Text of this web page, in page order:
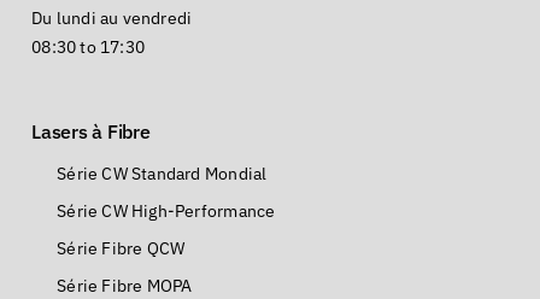
Du lundi au vendredi
08:30 to 17:30
Lasers à Fibre
Série CW Standard Mondial
Série CW High-Performance
Série Fibre QCW
Série Fibre MOPA